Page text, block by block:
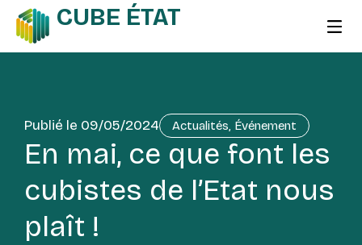
CUBE ÉTAT
Publié le 09/05/2024 Actualités, Événement
En mai, ce que font les
cubistes de l’Etat nous
plaît !